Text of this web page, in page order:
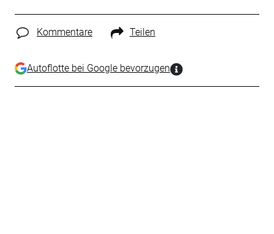
Kommentare Teilen
Autoflotte bei Google bevorzugen